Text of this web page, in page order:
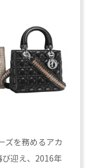
ズを務めるアカ
迎え、2016年